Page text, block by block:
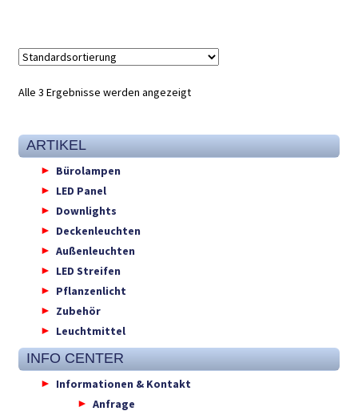
Alle 3 Ergebnisse werden angezeigt
ARTIKEL
Bürolampen
LED Panel
Downlights
Deckenleuchten
Außenleuchten
LED Streifen
Pflanzenlicht
Zubehör
Leuchtmittel
INFO CENTER
Informationen & Kontakt
Anfrage